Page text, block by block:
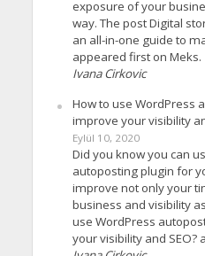
exposure of your
way. The post Digital
an all-in-one guide to
appeared first on Meks.
Ivana Cirkovic
How to use WordPress
improve your visibility
Eylül 10, 2020
Did you know you can
autoposting plugin for
improve not only your
business and visibility
use WordPress
your visibility and SEO?